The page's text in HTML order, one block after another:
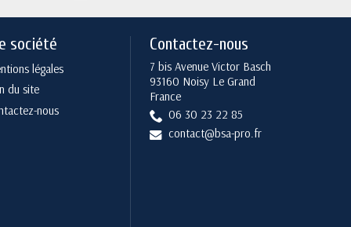
société
légales
du site
nous
Contactez-nous
7 bis Avenue Victor Basch
93160 Noisy Le Grand
France
06 30 23 22 85
contact@bsa-pro.fr